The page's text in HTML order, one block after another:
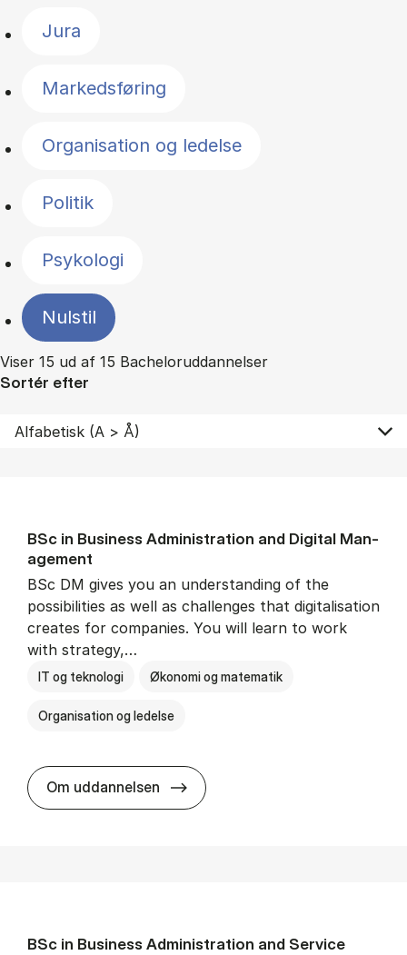
Jura
Markedsføring
Organisation og ledelse
Politik
Psykologi
Nulstil
Viser 15 ud af 15 Bacheloruddannelser
Sortér efter
BSc in Busi­ness Ad­min­is­tra­tion and Di­git­al Man­
age­ment
BSc DM gives you an understanding of the
possibilities as well as challenges that digitalisation
creates for companies. You will learn to work
with strategy,…
IT og teknologi Økonomi og matematik
Organisation og ledelse
Om uddannelsen BSc in Busi­ness Ad­min­is­tra­tion
BSc in Busi­ness Ad­min­is­tra­tion and Ser­vice